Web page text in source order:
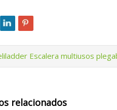
Escalera multiusos
relacionados